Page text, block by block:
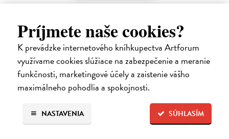
Príjmete naše cookies?
K prevádzke internetového kníhkupectva Artforum
využívame cookies slúžiace na zabezpečenie a meranie
funkčnosti, marketingové účely a zaistenie vášho
maximálneho pohodlia a spokojnosti.
SÚHLASÍM
NASTAVENIA
Rieka času
Pascal Mercier bol vždy majstrom filozofického rozprávania. Romány
Nočný vlak do Lisabonu či Váha slov podnietili milióny čitateľov k
zamysleniu sa nad veľkými témami, ako sú identita, sloboda, čas či…
Na sklade ?
12,30 €